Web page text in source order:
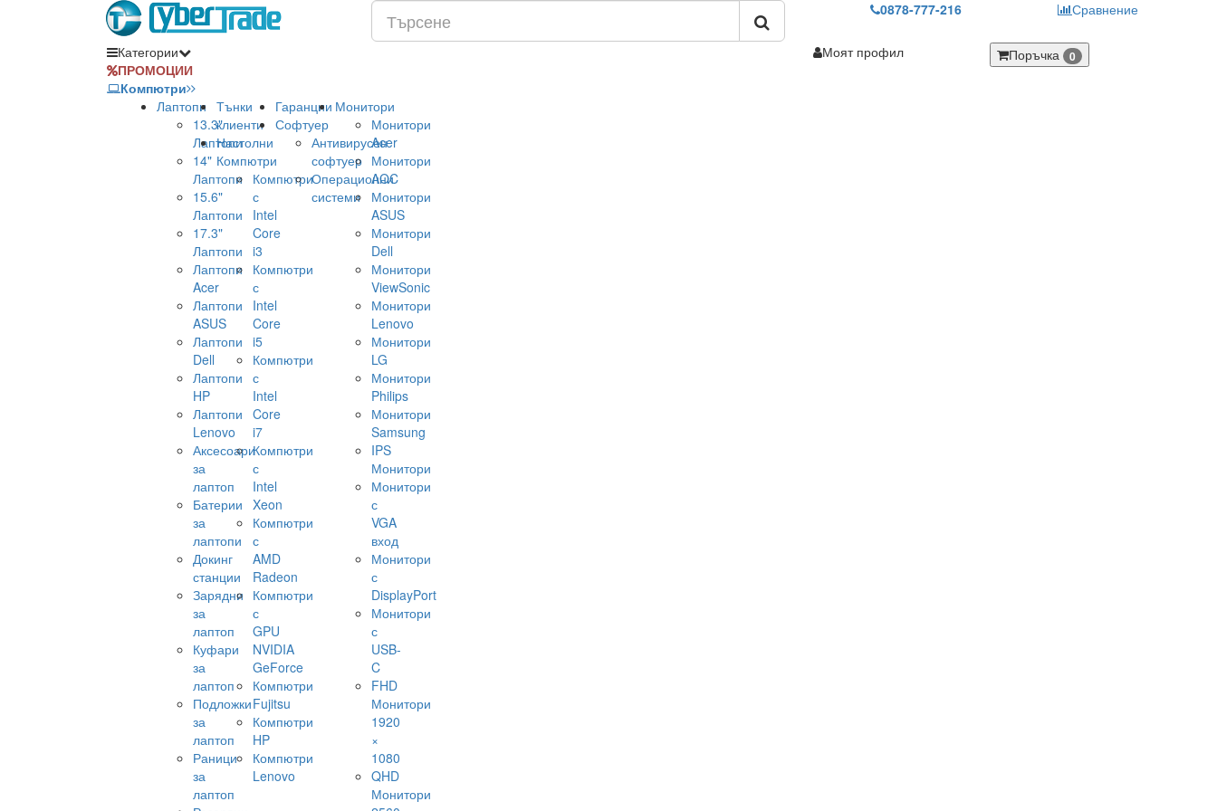
0878-777-216 Сравнение
Категории
ПРОМОЦИИ
Компютри
Лаптопи
13.3"
Лаптопи
14"
Лаптопи
15.6"
Лаптопи
17.3"
Лаптопи
Лаптопи
Acer
Лаптопи
ASUS
Лаптопи
Dell
Лаптопи
HP
Лаптопи
Lenovo
Аксесоари
за
лаптоп
Батерии
за
лаптопи
Докинг
станции
Зарядни
за
лаптоп
Куфари
за
лаптоп
Подложки
за
лаптоп
Раници
за
лаптоп
Тънки
клиенти
Настолни
Компютри
Компютри
с
Intel
Core
i3
Компютри
с
Intel
Core
i5
Компютри
с
Intel
Core
i7
Компютри
с
Intel
Xeon
Компютри
с
AMD
Radeon
Компютри
с
GPU
NVIDIA
GeForce
Компютри
Fujitsu
Компютри
HP
Компютри
Lenovo
Гаранции
Софтуер
Антивирусен
софтуер
Операционни
системи
Монитори
Монитори
Acer
Монитори
AOC
Монитори
ASUS
Монитори
Dell
Монитори
ViewSonic
Монитори
Lenovo
Монитори
LG
Монитори
Philips
Монитори
Samsung
IPS
Монитори
Монитори
с
VGA
вход
Монитори
с
DisplayPort
Монитори
с
USB-
C
FHD
Монитори
1920
×
1080
QHD
Монитори
Моят профил Поръчка 0